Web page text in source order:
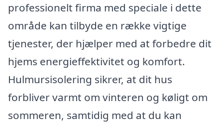
professionelt firma med speciale i dette
område kan tilbyde en række vigtige
tjenester, der hjælper med at forbedre dit
hjems energieffektivitet og komfort.
Hulmursisolering sikrer, at dit hus
forbliver varmt om vinteren og køligt om
sommeren, samtidig med at du kan